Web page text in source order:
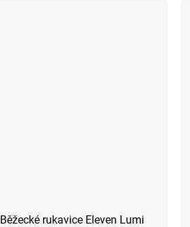
Běžecké rukavice Eleven Lumi